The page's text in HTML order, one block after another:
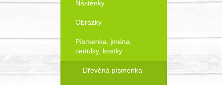
Nástěnky
Obrázky
Písmenka, jména,
cedulky, kostky
Dřevěná písmenka